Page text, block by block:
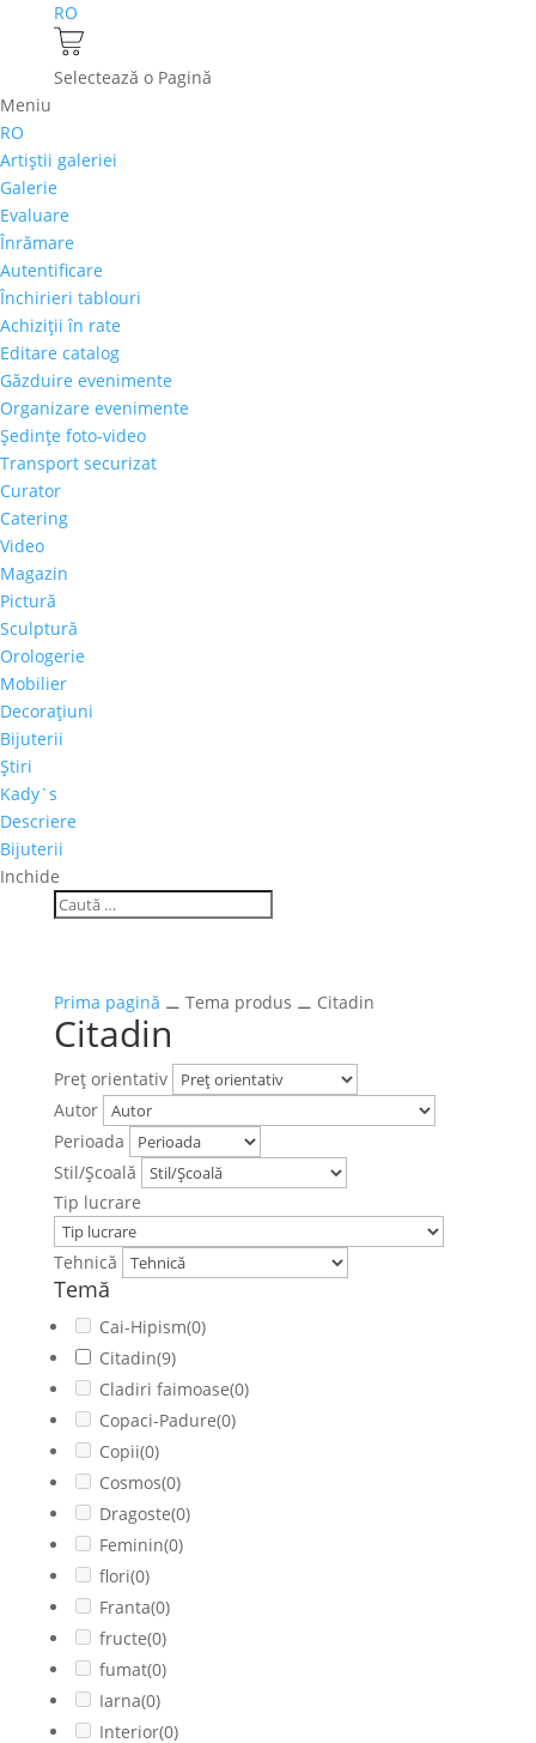
RO
Selectează o Pagină
Meniu
RO
Artiştii galeriei
Galerie
Evaluare
Înrămare
Autentificare
Închirieri tablouri
Achiziţii în rate
Editare catalog
Găzduire evenimente
Organizare evenimente
Şedinţe foto-video
Transport securizat
Curator
Catering
Video
Magazin
Pictură
Sculptură
Orologerie
Mobilier
Decoraţiuni
Bijuterii
Ştiri
Kady`s
Descriere
Bijuterii
Inchide
Prima pagină ⚊ Tema produs ⚊ Citadin
Citadin
Preţ orientativ
Autor
Perioada
Stil/Şcoală
Tip lucrare
Tehnică
Temă
Cai-Hipism(0)
Citadin(9)
Cladiri faimoase(0)
Copaci-Padure(0)
Copii(0)
Cosmos(0)
Dragoste(0)
Feminin(0)
flori(0)
Franta(0)
fructe(0)
fumat(0)
Iarna(0)
Interior(0)